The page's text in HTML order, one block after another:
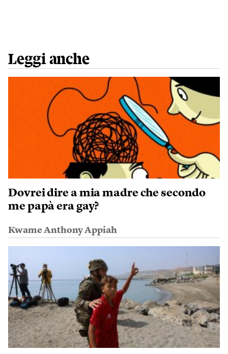
Leggi anche
Dovrei dire a mia madre che secondo
me papà era gay?
Kwame Anthony Appiah